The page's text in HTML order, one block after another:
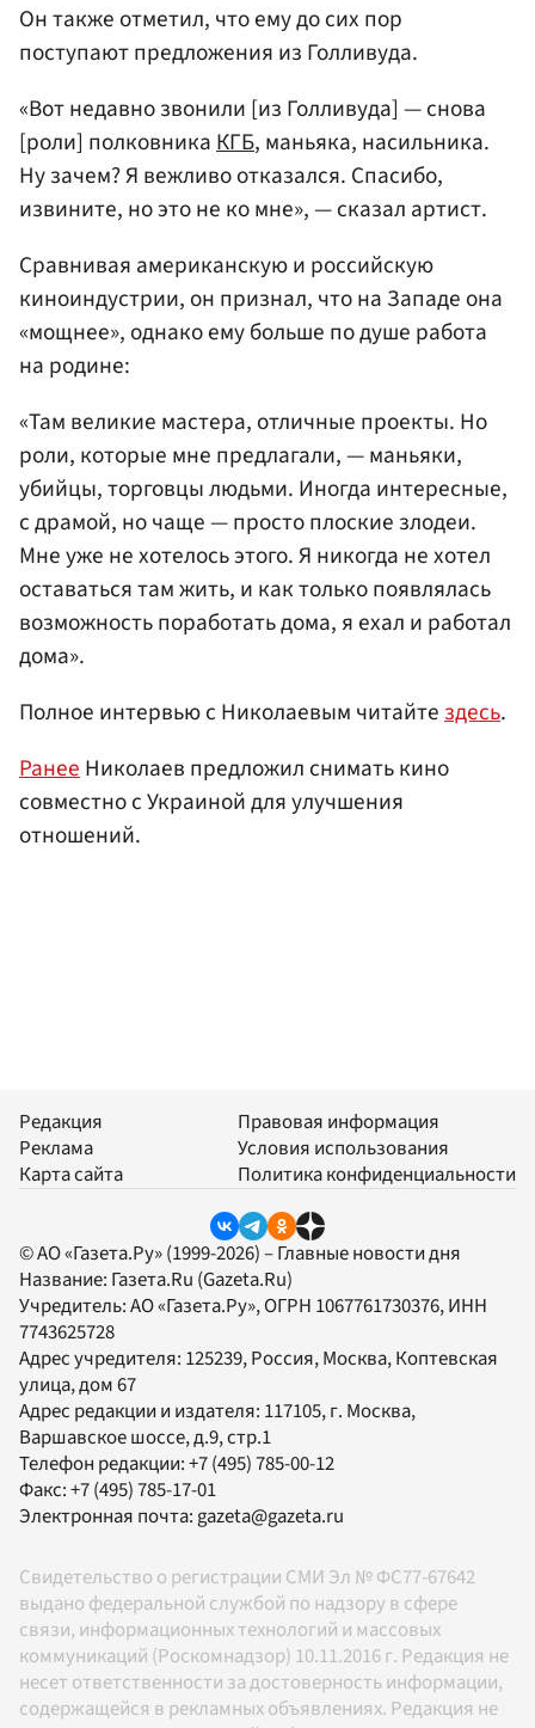
Он также отметил, что ему до сих пор
поступают предложения из Голливуда.
«Вот недавно звонили [из Голливуда] — снова
[роли] полковникаКГБ, маньяка, насильника.
Ну зачем? Я вежливо отказался. Спасибо,
извините, но это не ко мне», — сказал артист.
Сравнивая американскую и российскую
киноиндустрии, он признал, что на Западе она
«мощнее», однако ему больше по душе работа
на родине:
«Там великие мастера, отличные проекты. Но
роли, которые мне предлагали, — маньяки,
убийцы, торговцы людьми. Иногда интересные,
с драмой, но чаще — просто плоские злодеи.
Мне уже не хотелось этого. Я никогда не хотел
оставаться там жить, и как только появлялась
возможность поработать дома, я ехал и работал
дома».
Полное интервью с Николаевым читайтездесь.
РанееНиколаев предложил снимать кино
совместно с Украиной для улучшения
отношений.
Редакция
Реклама
Карта сайта
Правовая информация
Условия использования
Политика конфиденциальности
© АО «Газета.Ру» (1999-2026) – Главные новости дня
Название: Газета.Ru (Gazeta.Ru)
Учредитель:АО «Газета.Ру», ОГРН 1067761730376, ИНН
7743625728
Адрес учредителя: 125239, Россия, Москва, Коптевская
улица, дом 67
Адрес редакции и издателя: 117105, г. Москва,
Варшавское шоссе, д.9, стр.1
Телефон редакции:+7 (495) 785-00-12
Факс:+7 (495) 785-17-01
Электронная почта:gazeta@gazeta.ru
Свидетельство о регистрации СМИ Эл № ФС77-67642
выдано федеральной службой по надзору в сфере
связи, информационных технологий и массовых
коммуникаций (Роскомнадзор) 10.11.2016 г. Редакция не
несет ответственности за достоверность информации,
содержащейся в рекламных объявлениях. Редакция не